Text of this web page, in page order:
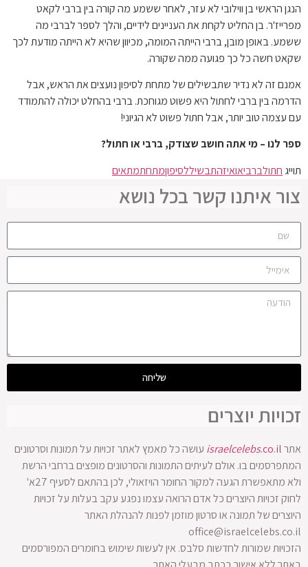
הנגן הראשי בן ווילובי לא עזר, לאחר ששמע מה קורה בין ברבי לקאט
מפרייז'ר. בן החליט לקחת את העניינים לידיים, והלך לספר לברבי מה
ששמע. באופן מובן, ברבי הייתה המומה, מכיוון שהיא לא הייתה מודעת לכך
שקאט חשה כל כך פגועה ממה שקורה.
אמנם זה לא נדיר שתבשילים של מתחת לסיפון נועצים את הראש, אבל
הדרמה בין ברבי לחתול היא פשוט מגוחכת. ברבי בהחלט יכולה להתמודד
עם עצמה טוב יותר, אבל חתול פשוט לא הגיוני!
ספר לנו – מי אתה חושב שצודק, ברבי או חתול?
תוייג חתולברביאואיזהתבשיללסיפוןמתחתמתאים
צור איתנו קשר בכל נושא
שליחה
זכויות יוצרים
אתר israelcelebs.co.il
עושה כל מאמץ לאתר זכויות על תמונות וסרטונים
המתפרסמים בו. אולם לעיתים התמונות והסרטונים מופצים ברחבי הרשת
ולא מתאפשרת הגעה למקור החומר הויזאולי, לכן בהתאם לסעיף 27א'
לחוק זכויות היוצרים כל אדם הרואה עצמו נפגע עקב בעלות על זכויות
היוצרים של תמונה או סרטון מוזמן לפנות להנהלת האתר
office@israelcelebs.co.il
הזכויות שמורות לחדשות סלבס. אין לעשות שימוש בחומרים המפורסמים